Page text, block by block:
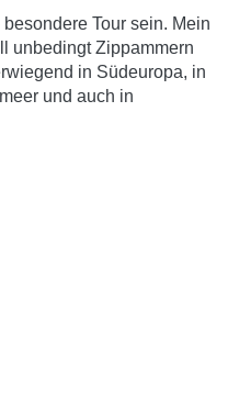
Tour sein. Mein
unbedingt Zippammern
in Südeuropa, in
und auch in